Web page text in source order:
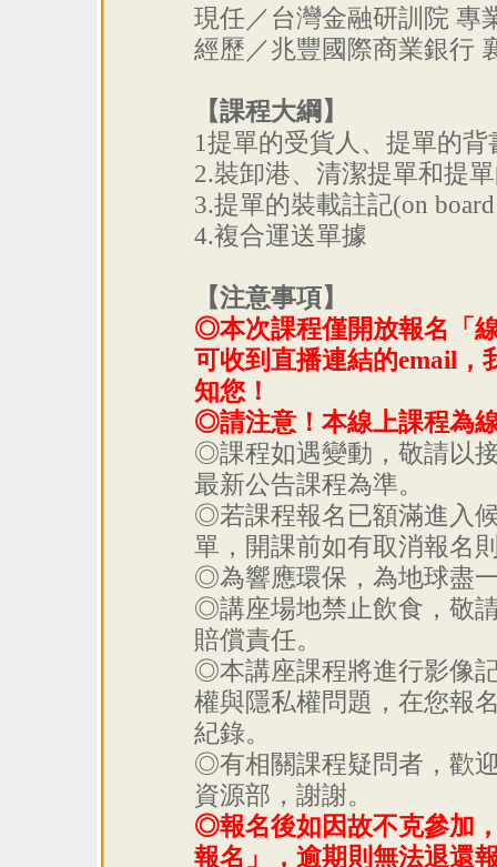
現任／台灣金融研訓院 專
經歷／兆豐國際商業銀行
【課程大綱】
1提單的受貨人、提單的背
2.裝卸港、清潔提單和提
3.提單的裝載註記(on
4.複合運送單據
【注意事項】
◎本次課程僅開放報名「
可收到直播連結的email，
知您！
◎請注意！本線上課程為
◎課程如遇變動，敬請以
最新公告課程為準。
◎若課程報名已額滿進入
單，開課前如有取消報名
◎為響應環保，為地球盡
◎講座場地禁止飲食，敬
賠償責任。
◎本講座課程將進行影像
權與隱私權問題，在您報
紀錄。
◎有相關課程疑問者，歡
資源部，謝謝。
◎報名後如因故不克參加
報名」，逾期則無法退還